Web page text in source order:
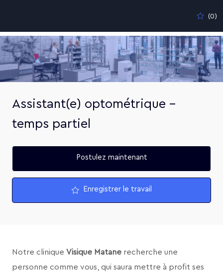
(0)
-
Assistant(e) optométrique -
temps partiel
Postulez maintenant
Enregistrer le travail
Notre clinique Visique Matane recherche une
personne comme vous, qui saura mettre à profit ses